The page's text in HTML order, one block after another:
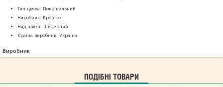
Тип цвяха: Покрівельний
Виробник: Кровтех
Вид цвяха: Шиферний
Країна виробник: Україна
Виробник
ПОДІБНІ ТОВАРИ